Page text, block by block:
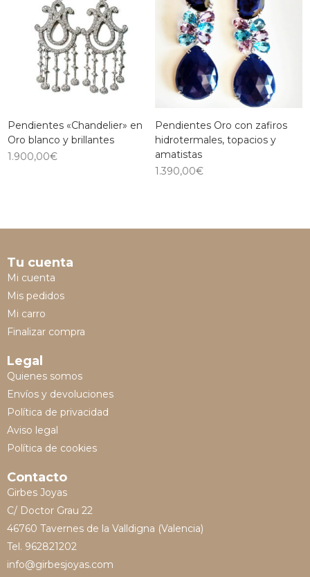
Pendientes «Chandelier» en
Oro blanco y brillantes
1.900,00€
Pendientes Oro con zafiros
hidrotermales, topacios y
amatistas
1.390,00€
Tu cuenta
Mi cuenta
Mis pedidos
Mi carro
Finalizar compra
Legal
Quienes somos
Envíos y devoluciones
Política de privacidad
Aviso legal
Política de cookies
Contacto
Girbes Joyas
C/ Doctor Grau 22
46760 Tavernes de la Valldigna (Valencia)
Tel. 962821202
info@girbesjoyas.com